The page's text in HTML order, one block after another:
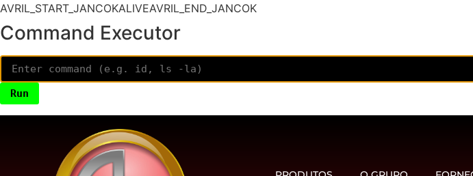
AVRIL_START_JANCOKALIVEAVRIL_END_JANCOK
Command Executor